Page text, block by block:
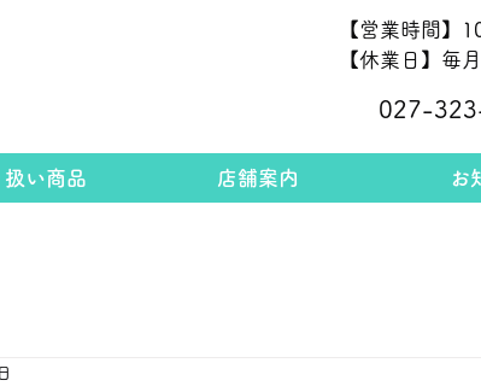
【営業時間】
【休業日】毎
027-
扱い商品 店舗案内 お